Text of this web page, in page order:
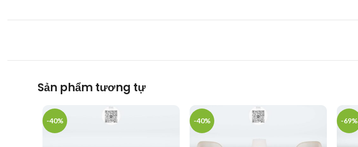
Sản phẩm tương tự
-40% -40% -69%